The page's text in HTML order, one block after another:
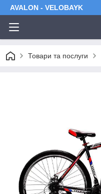
AVALON - VELOBAYK
Товари та послуги